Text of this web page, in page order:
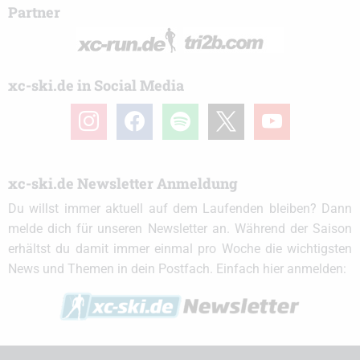
Partner
xc-ski.de in Social Media
instagramfacebook spotify youtube
xc-ski.de Newsletter Anmeldung
Du willst immer aktuell auf dem Laufenden bleiben? Dann
melde dich für unseren Newsletter an. Während der Saison
erhältst du damit immer einmal pro Woche die wichtigsten
News und Themen in dein Postfach. Einfach hier anmelden: